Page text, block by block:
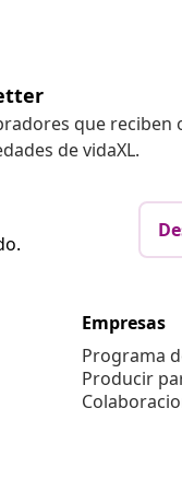
que reciben
de vidaXL.
Empresas
Programa
Producir